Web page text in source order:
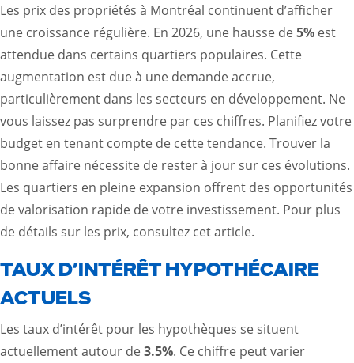
Les prix des propriétés à Montréal continuent d’afficher
une croissance régulière. En 2026, une hausse de5% est
attendue dans certains quartiers populaires. Cette
augmentation est due à une demande accrue,
particulièrement dans les secteurs en développement. Ne
vous laissez pas surprendre par ces chiffres. Planifiez votre
budget en tenant compte de cette tendance. Trouver la
bonne affaire nécessite de rester à jour sur ces évolutions.
Les quartiers en pleine expansion offrent des opportunités
de valorisation rapide de votre investissement. Pour plus
de détails sur les prix, consultez cet article.
TAUX D’INTÉRÊT HYPOTHÉCAIRE
ACTUELS
Les taux d’intérêt pour les hypothèques se situent
actuellement autour de3.5%. Ce chiffre peut varier